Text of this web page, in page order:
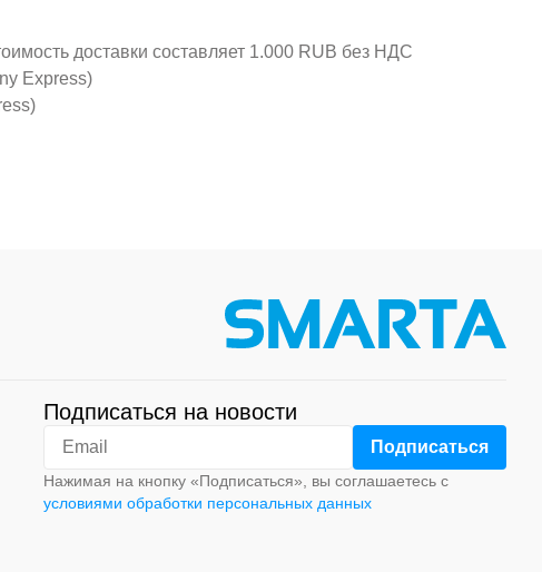
доставки составляет 1.000 RUB без НДС
Express)
Подписаться на новости
Нажимая на кнопку «Подписаться», вы соглашаетесь с
условиями обработки персональных данных